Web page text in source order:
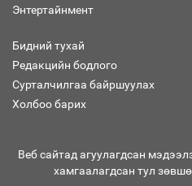
Энтертайнмент
Бидний тухай
Редакцийн бодлого
Сурталчилгаа байршуулах
Холбоо барих
Веб сайтад агуулагдсан
хамгаалагдсан тул